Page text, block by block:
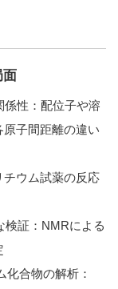
面
係性：配位子や溶
子間距離の違い
ウム試薬の反応
検証：NMRによる
合物の解析：